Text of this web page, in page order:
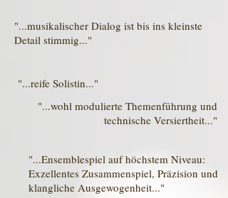
"...musikalischer Dialog ist bis ins kleinste
Detail stimmig..."
"...reife Solistin..."
"...wohl modulierte Themenführung und
technische Versiertheit..."
"...Ensemblespiel auf höchstem Niveau:
Exzellentes Zusammenspiel, Präzision und
klangliche Ausgewogenheit..."